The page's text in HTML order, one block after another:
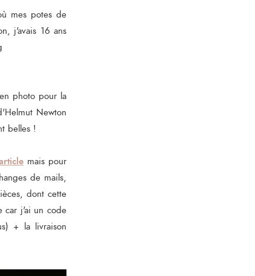
mes potes de
j'avais 16 ans
photo pour la
Newton
belles !
mais pour
de mails,
dont cette
car j'ai un code
+ la livraison